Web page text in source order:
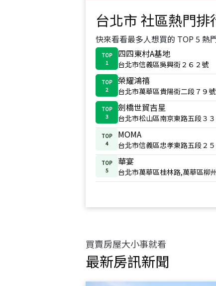
台北市 社區熱門排
快來看看最多人想買的 TOP 5 熱
TOP
1
四四東村A基地
台北市信義區吳興街２６２號
TOP
2
榮耀鴻禧
台北市萬華區貴陽街二段７９號
TOP
3
劍橋世貿吉星
台北市松山區南京東路五段３
TOP
4
MOMA
台北市信義區忠孝東路五段２
TOP
5
華宴
台北市萬華區桂林路,萬華區柳
買賣房屋大小事就看
最新房訊新聞